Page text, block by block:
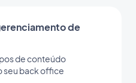
de
de conteúdo
seu back office